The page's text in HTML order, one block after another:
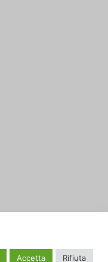
Accetta Rifiuta